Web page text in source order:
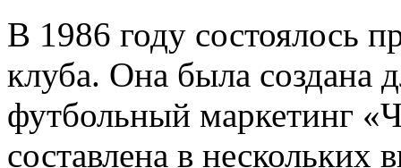
В 1986 году состоялось
клуба. Она была создана
футбольный маркетинг
составлена в нескольких